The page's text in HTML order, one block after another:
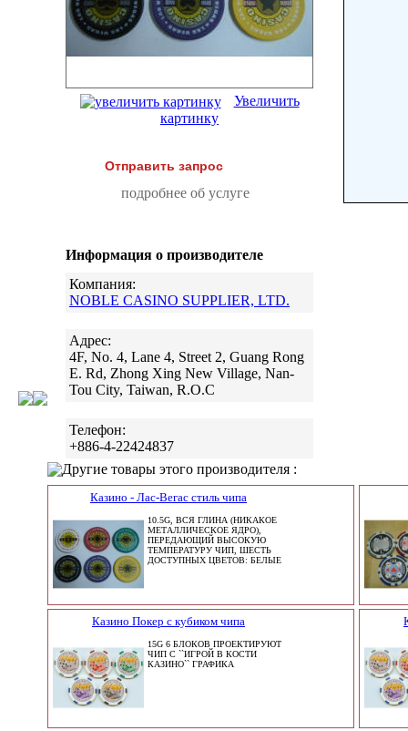
Увеличить
картинку
Отправить запрос
подробнее об услуге
Информация о производителе
Компания:
NOBLE CASINO SUPPLIER, LTD.
Адрес:
4F, No. 4, Lane 4, Street 2, Guang Rong
E. Rd, Zhong Xing New Village, Nan-
Tou City, Taiwan, R.O.C
Телефон:
+886-4-22424837
Другие товары этого производителя :
Казино - Лас-Вегас стиль чипа
10.5G, ВСЯ ГЛИНА (НИКАКОЕ
МЕТАЛЛИЧЕСКОЕ ЯДРО),
ПЕРЕДАЮЩИЙ ВЫСОКУЮ
ТЕМПЕРАТУРУ ЧИП, ШЕСТЬ
ДОСТУПНЫХ ЦВЕТОВ: БЕЛЫЕ
Казино Покер с кубиком чипа
15G 6 БЛОКОВ ПРОЕКТИРУЮТ
ЧИП С ``ИГРОЙ В КОСТИ
КАЗИНО`` ГРАФИКА